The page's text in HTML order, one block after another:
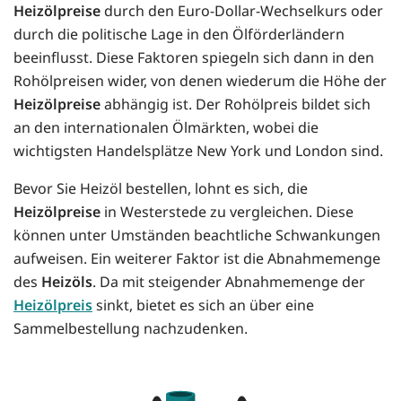
Heizölpreise durch den Euro-Dollar-Wechselkurs oder
durch die politische Lage in den Ölförderländern
beeinflusst. Diese Faktoren spiegeln sich dann in den
Rohölpreisen wider, von denen wiederum die Höhe der
Heizölpreiseabhängig ist. Der Rohölpreis bildet sich
an den internationalen Ölmärkten, wobei die
wichtigsten Handelsplätze New York und London sind.
Bevor Sie Heizöl bestellen, lohnt es sich, die
Heizölpreise in Westerstede zu vergleichen. Diese
können unter Umständen beachtliche Schwankungen
aufweisen. Ein weiterer Faktor ist die Abnahmemenge
des Heizöls. Da mit steigender Abnahmemenge der
Heizölpreissinkt, bietet es sich an über eine
Sammelbestellung nachzudenken.